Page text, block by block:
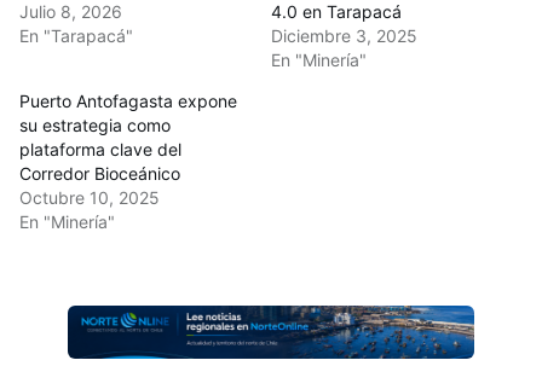
Julio 8, 2026
En "Tarapacá"
4.0 en Tarapacá
Diciembre 3, 2025
En "Minería"
Puerto Antofagasta expone
su estrategia como
plataforma clave del
Corredor Bioceánico
Octubre 10, 2025
En "Minería"